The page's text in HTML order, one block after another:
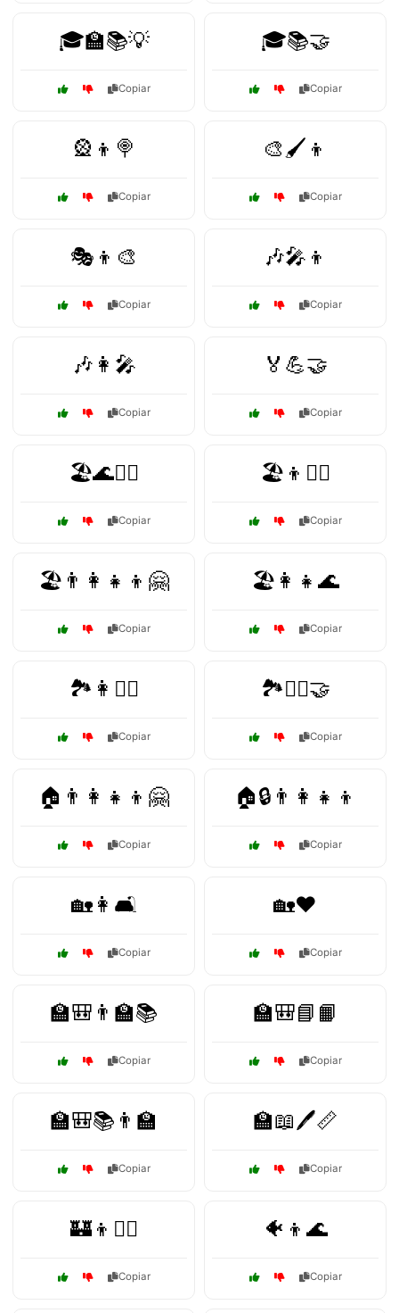
🎓🏫📚💡
Copiar
🎓📚🤝
Copiar
🎡👦🍭
Copiar
🎨🖌️👦
Copiar
🎭👦🎨
Copiar
🎶🎤👦
Copiar
🎶👩🎤
Copiar
🏅💪🤝
Copiar
🏖️🌊🏊‍♂️
Copiar
🏖️👦🏄‍♂️
Copiar
🏖️👨‍👩‍👧‍👦🤗
Copiar
🏖️👩👧🌊
Copiar
🏞️👩🚶‍♀️
Copiar
🏞️🧗‍♂️🤝
Copiar
🏠👨‍👩‍👧‍👦🤗
Copiar
🏠🔒👨‍👩‍👧‍👦
Copiar
🏡👩🛋️
Copiar
🏡❤️
Copiar
🏫🎒👨‍🏫📚
Copiar
🏫🎒📘📙
Copiar
🏫🎒📚👨‍🏫
Copiar
🏫📖🖊️📏
Copiar
🏰👦🧙‍♂️
Copiar
🐠👦🌊
Copiar